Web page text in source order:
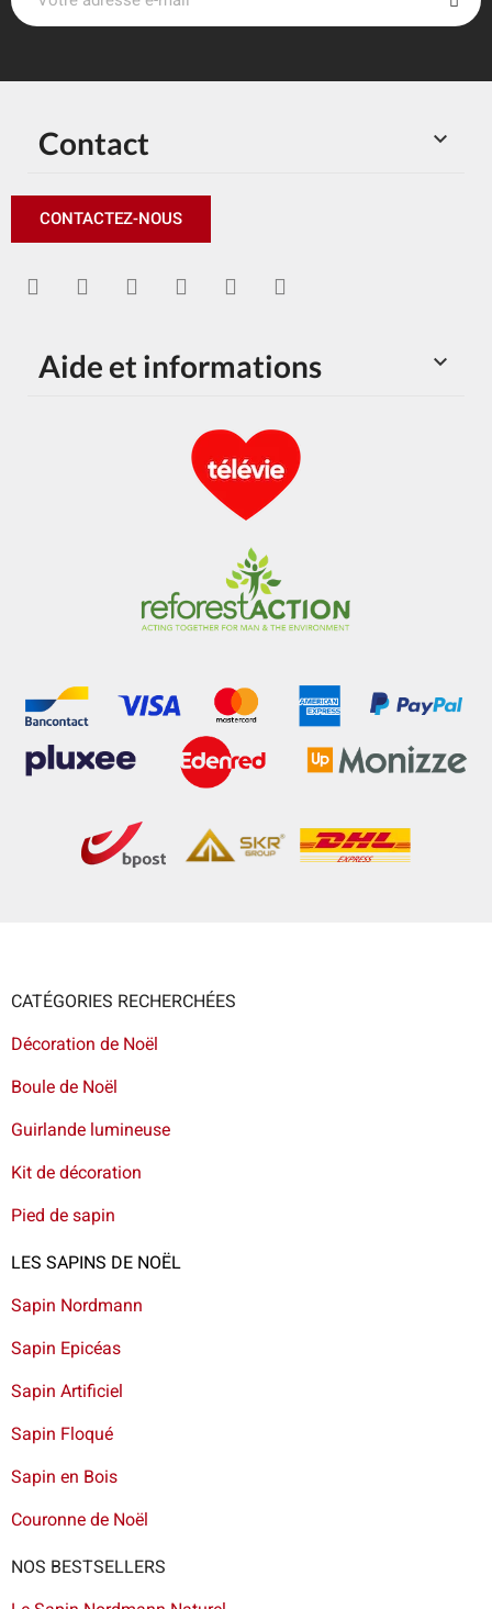

Contact
CONTACTEZ-NOUS

Aide et informations
CATÉGORIES RECHERCHÉES
Décoration de Noël
Boule de Noël
Guirlande lumineuse
Kit de décoration
Pied de sapin
LES SAPINS DE NOËL
Sapin Nordmann
Sapin Epicéas
Sapin Artificiel
Sapin Floqué
Sapin en Bois
Couronne de Noël
NOS BESTSELLERS